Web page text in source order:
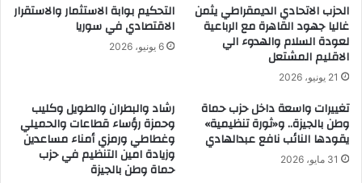
الحزب الاتحادي الديمقراطي يثمن
غاليا جهود القاهرة مع الرباعية
لعودة السلام والهدوء الي
الاقليم المشتعل
21 يونيو، 2026
التحكيم بوابة الاستثمار والاستقرار
الاقتصادي في سوريا
6 يونيو، 2026
تغييرات واسعة داخل حزب حماة
وطن بالجيزة.. و«ثورة تنظيمية»
يقودها النائب نافع عبدالهادي
31 مايو، 2026
رشاد والبطران والطويل وكليب
وحمزة رؤساء قطاعات والحميلي
وغطاطي ورمزي أمناء مساعدين
وزيادة امين التنظيم في حزب
حماة وطن بالجيزة